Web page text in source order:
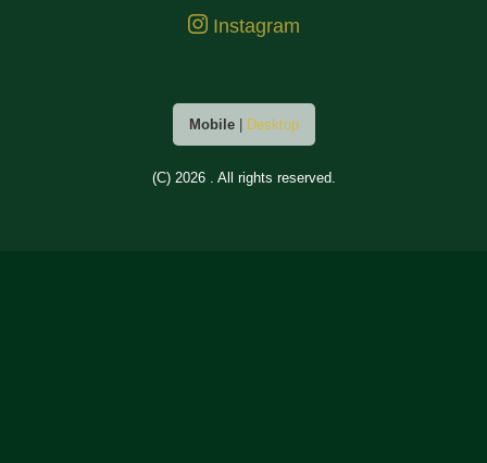
Instagram
Mobile| Desktop
(C) 2026 . All rights reserved.